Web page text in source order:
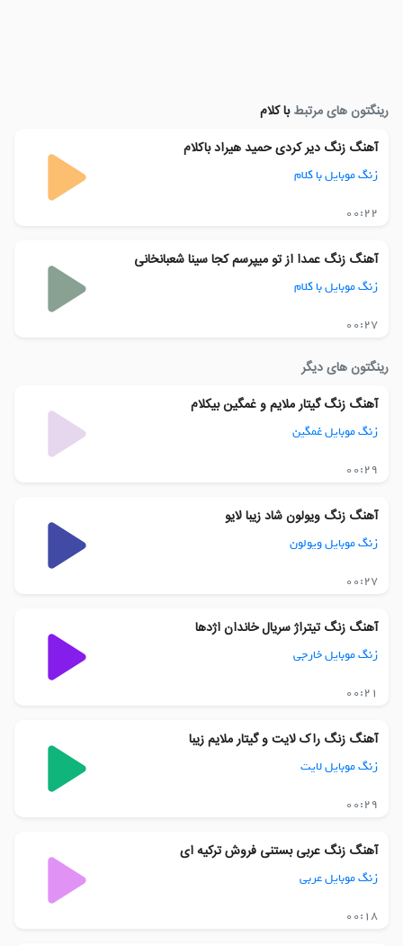
رینگتون های مرتبطبا کلام
آهنگ زنگ دیر کردی حمید هیراد باکلام
زنگ موبایل با کلام
00:22
آهنگ زنگ عمدا از تو میپرسم کجا سینا شعبانخانی
زنگ موبایل با کلام
00:27
رینگتون های دیگر
آهنگ زنگ گیتار ملایم و غمگین بیکلام
زنگ موبایل غمگین
00:29
آهنگ زنگ ویولون شاد زیبا لایو
زنگ موبایل ویولون
00:27
آهنگ زنگ تیتراژ سریال خاندان اژدها
زنگ موبایل خارجی
00:21
آهنگ زنگ راک لایت و گیتار ملایم زیبا
زنگ موبایل لایت
00:29
آهنگ زنگ عربی بستنی فروش ترکیه ای
زنگ موبایل عربی
00:18